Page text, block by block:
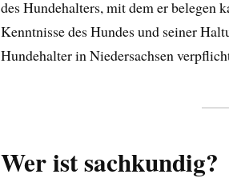
des Hundehalters, mit dem er belegen
Kenntnisse des Hundes und seiner
Hundehalter in Niedersachsen
Wer ist sachkundig?